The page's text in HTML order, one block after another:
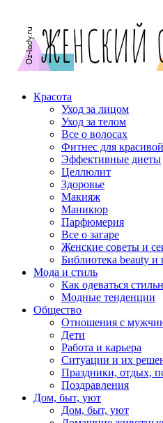
Красота
Уход за лицом
Уход за телом
Все о волосах
Фитнес для
Эффективные диеты
Целлюлит
Здоровье
Макияж
Маникюр
Парфюмерия
Все о загаре
Женские советы и
Библиотека beauty и
Мода и стиль
Как одеваться
Модные тенденции
Общество
Отношения с
Дети
Работа и карьера
Ситуации и их
Праздники, отдых,
Поздравления
Дом, быт, уют
Дом, быт, уют